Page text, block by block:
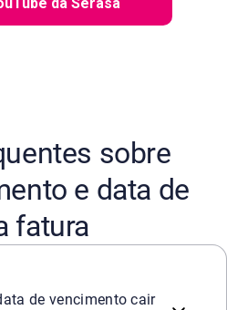
sobre
e data de
fatura
de vencimento cair